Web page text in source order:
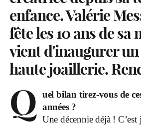
enfance. Valérie
fête les 10 ans de sa
vient d'inaugurer
haute joaillerie.
Q uel bilan tirez-vous de
années ?
Une décennie déjà !